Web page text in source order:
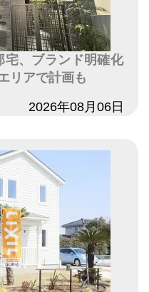
宅、ブランド明確化
リアで計画も
2026年08月06日